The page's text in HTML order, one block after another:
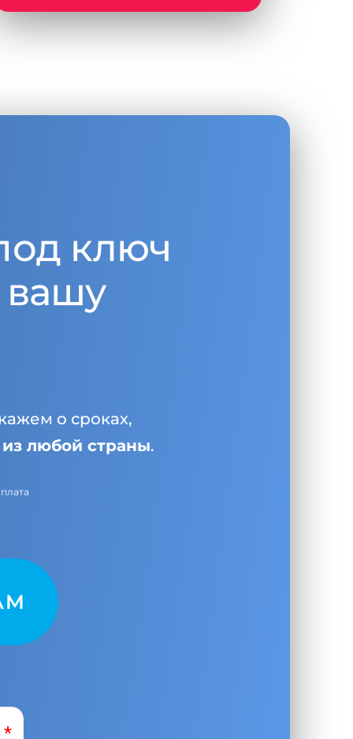
ключ
о сроках,
из любой страны.